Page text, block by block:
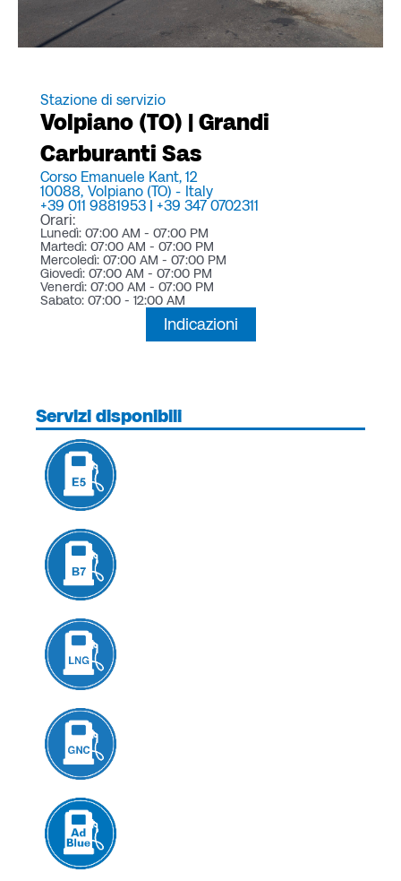
Stazione di servizio
Volpiano (TO) | Grandi
Carburanti Sas
Corso Emanuele Kant, 12
10088, Volpiano (TO) - Italy
+39 011 9881953 | +39 347 0702311
Orari:
Lunedì: 07:00 AM - 07:00 PM
Martedì: 07:00 AM - 07:00 PM
Mercoledì: 07:00 AM - 07:00 PM
Giovedì: 07:00 AM - 07:00 PM
Venerdì: 07:00 AM - 07:00 PM
Sabato: 07:00 - 12:00 AM
Indicazioni
Servizi disponibili